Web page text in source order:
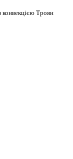
конвекцією Троян